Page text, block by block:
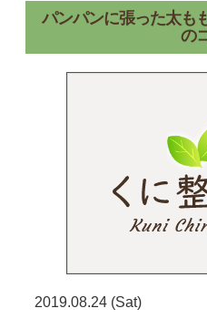
パンパンに張った太も
の
2019.08.24 (Sat)